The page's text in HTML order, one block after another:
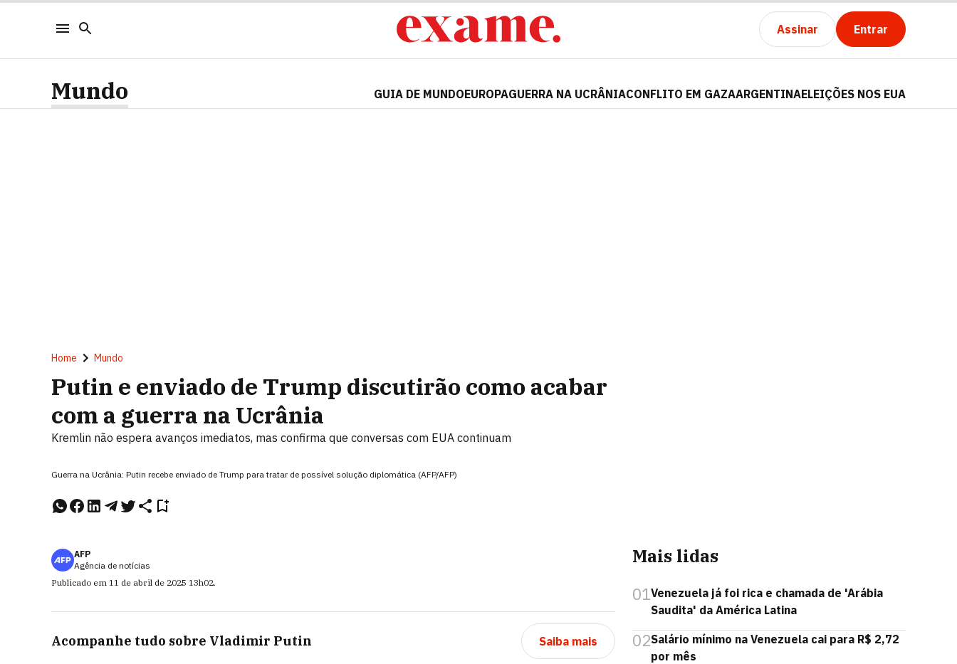
Assinar Entrar
Mundo GUIA DE MUNDOEUROPAGUERRA NA UCRÂNIACONFLITO EM GAZAARGENTINAELEIÇÕES NOS EUA
Home Mundo
Putin e enviado de Trump discutirão como acabar
com a guerra na Ucrânia
Kremlin não espera avanços imediatos, mas confirma que conversas com EUA continuam
Guerra na Ucrânia: Putin recebe enviado de Trump para tratar de possível solução diplomática (AFP/AFP)
AFP
Agência de notícias
Publicado em 11 de abril de 2025 13h02.
Acompanhe tudo sobre Vladimir Putin Saiba mais
Mais lidas
01Venezuela já foi rica e chamada de 'Arábia
Saudita' da América Latina
02Salário mínimo na Venezuela cai para R$ 2,72
por mês